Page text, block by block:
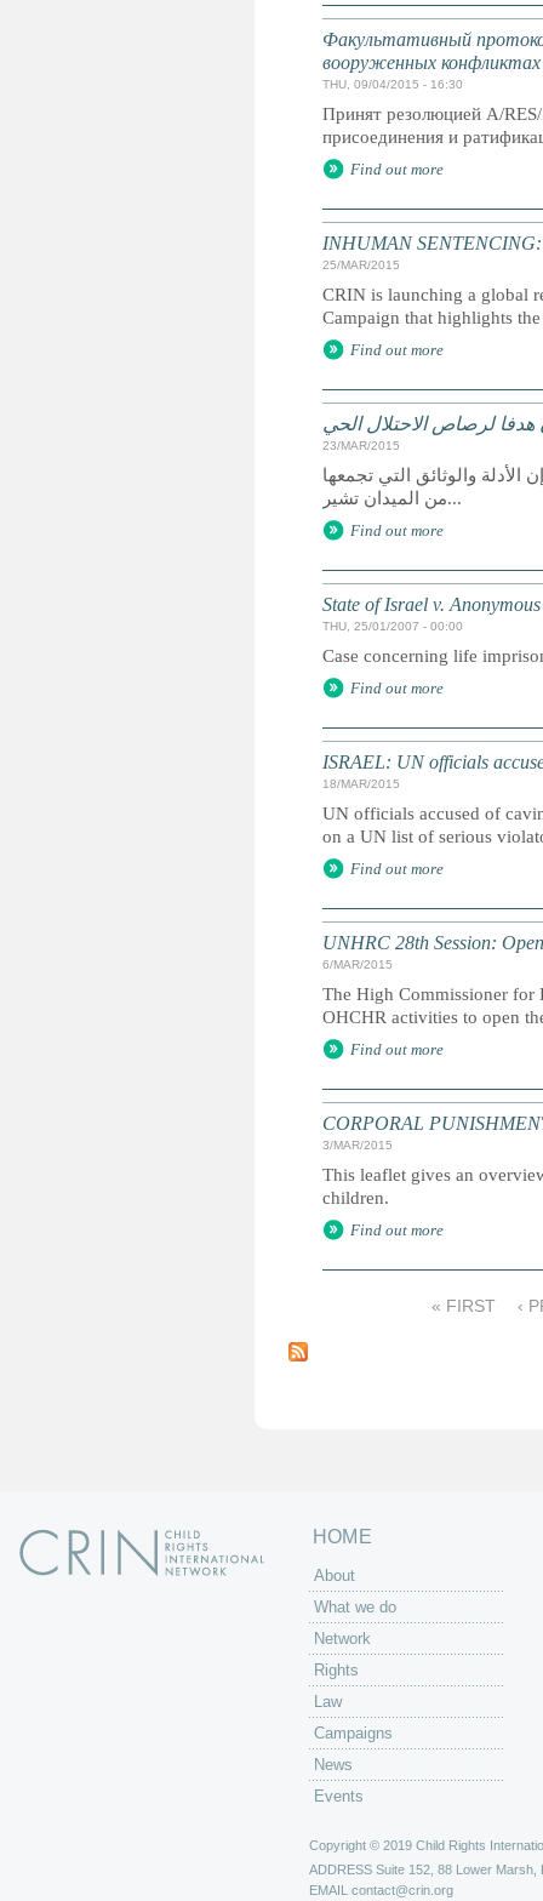
Факультативный
вооруженных конфликтах
THU, 09/04/2015 - 16:30
Принят резолюцией A/
присоединения и
Find out more
INHUMAN
25/MAR/2015
CRIN is launching a global
Campaign that highlights
Find out more
هدفا لرصاص الاحتلال الحي
23/MAR/2015
إن الأدلة والوثائق التي تجمعها
من الميدان تشير...
Find out more
State of Israel v. Anonymous
THU, 25/01/2007 - 00:00
Case concerning life
Find out more
ISRAEL: UN officials
18/MAR/2015
UN officials accused of
on a UN list of serious
Find out more
UNHRC 28th Session:
6/MAR/2015
The High Commissioner for
OHCHR activities to open
Find out more
CORPORAL
3/MAR/2015
This leaflet gives an
children.
Find out more
a
« FIRST ‹
HOME
About
What we do
Network
Rights
Law
Campaigns
News
Events
Copyright © 2019 Child Rights
ADDRESS Suite 152, 88 Lower Marsh,
EMAIL contact@crin.org